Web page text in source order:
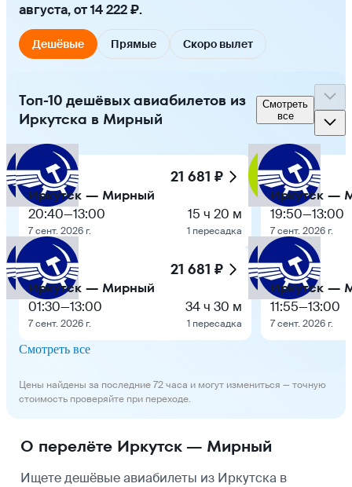
августа, от 14 222 ₽.
Дешёвые Прямые Скоро вылет
Топ-10 дешёвых авиабилетов из
Иркутска в Мирный
Смотреть
все
21 681 ₽
Иркутск — Мирный
20:40—13:00
7 сент. 2026 г.
15 ч 20 м
1 пересадка
21 681 ₽
Иркутск — Мирный
01:30—13:00
7 сент. 2026 г.
34 ч 30 м
1 пересадка
Иркутск —
19:50—13:00
7 сент. 2026 г.
Иркутск —
11:55—13:00
7 сент. 2026 г.
Смотреть все
Цены найдены за последние 72 часа и могут измениться — точную
стоимость проверяйте при переходе.
О перелёте Иркутск — Мирный
Ищете дешёвые авиабилеты из Иркутска в